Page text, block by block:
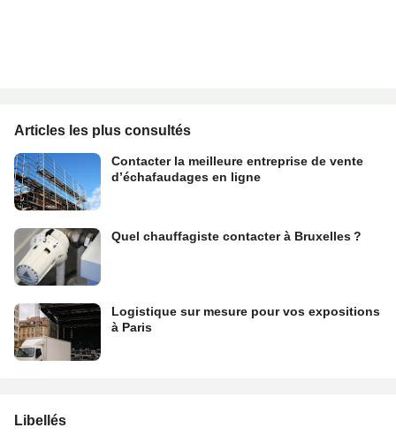
Articles les plus consultés
Contacter la meilleure entreprise de vente
d’échafaudages en ligne
Quel chauffagiste contacter à Bruxelles ?
Logistique sur mesure pour vos expositions
à Paris
Libellés